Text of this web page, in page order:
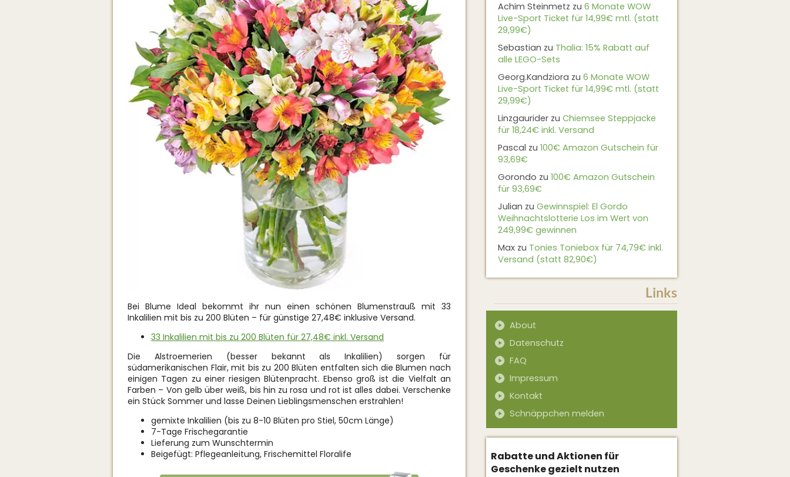
Bei Blume Ideal bekommt ihr nun einen schönen Blumenstrauß mit 33
Inkalilien mit bis zu 200 Blüten – für günstige 27,48€ inklusive Versand.
33 Inkalilien mit bis zu 200 Blüten für 27,48€ inkl. Versand
Die Alstroemerien (besser bekannt als Inkalilien) sorgen für
südamerikanischen Flair, mit bis zu 200 Blüten entfalten sich die Blumen nach
einigen Tagen zu einer riesigen Blütenpracht. Ebenso groß ist die Vielfalt an
Farben – Von gelb über weiß, bis hin zu rosa und rot ist alles dabei. Verschenke
ein Stück Sommer und lasse Deinen Lieblingsmenschen erstrahlen!
gemixte Inkalilien (bis zu 8-10 Blüten pro Stiel, 50cm Länge)
7-Tage Frischegarantie
Lieferung zum Wunschtermin
Beigefügt: Pflegeanleitung, Frischemittel Floralife
Achim Steinmetz zu 6 Monate WOW
Live-Sport Ticket für 14,99€ mtl. (statt
29,99€)
Sebastian zu Thalia: 15% Rabatt auf
alle LEGO-Sets
Georg.Kandziora zu 6 Monate WOW
Live-Sport Ticket für 14,99€ mtl. (statt
29,99€)
Linzgaurider zu Chiemsee Steppjacke
für 18,24€ inkl. Versand
Pascal zu 100€ Amazon Gutschein für
93,69€
Gorondo zu 100€ Amazon Gutschein
für 93,69€
Julian zu Gewinnspiel: El Gordo
Weihnachtslotterie Los im Wert von
249,99€ gewinnen
Max zu Tonies Toniebox für 74,79€ inkl.
Versand (statt 82,90€)
Links
About
Datenschutz
FAQ
Impressum
Kontakt
Schnäppchen melden
Rabatte und Aktionen für
Geschenke gezielt nutzen